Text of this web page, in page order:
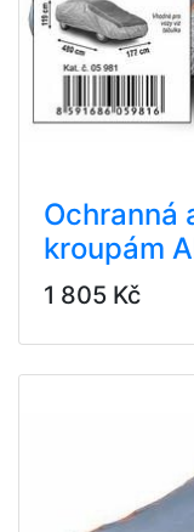
Ochranná
kroupám
1 805 Kč